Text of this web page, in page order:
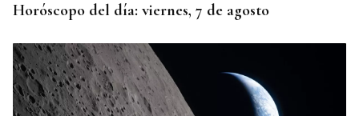
Horóscopo del día: viernes, 7 de agosto